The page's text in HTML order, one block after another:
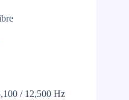
/ 12,500 Hz